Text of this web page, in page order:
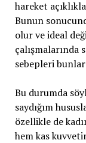
hareket
Bunun
olur ve ideal
çalışmalarında
sebepleri
Bu durumda
saydığım
özellikle de
hem kas